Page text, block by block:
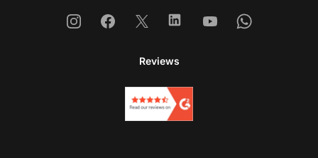
InstagramFacebook
X LinkedinYoutubeWhatsapp
Reviews